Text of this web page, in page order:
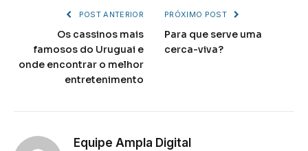
POST ANTERIOR
Os cassinos mais
famosos do Uruguai e
onde encontrar o melhor
entretenimento
PRÓXIMO POST
Para que serve uma
cerca-viva?
Equipe Ampla Digital